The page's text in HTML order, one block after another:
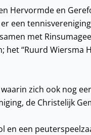
Hervormde en
een
met
“Ruurd Wiersma
zich ook nog
de Christelijk
en een